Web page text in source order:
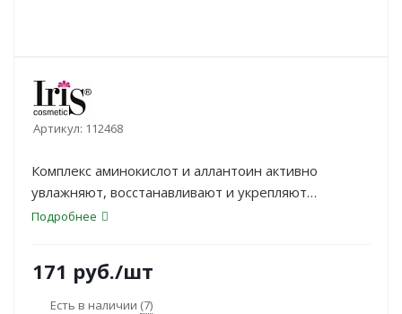
Артикул: 112468
Комплекс аминокислот и аллантоин активно
увлажняют, восстанавливают и укрепляют
эпидермис, поддерживают ощущение комфорта и
баланс, позволяет сохранить ощущение чистоты и
свежести в течение всего дня.
Подробнее
171 руб./шт
Есть в наличии (7)